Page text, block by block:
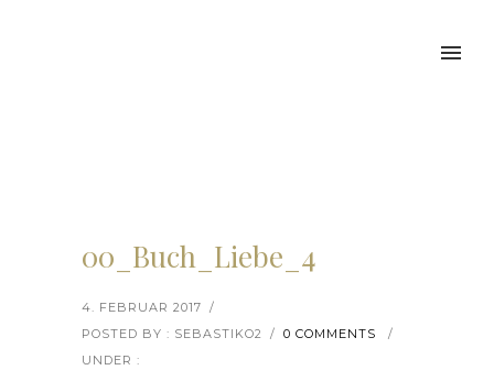
00_Buch_Liebe_4
4. FEBRUAR 2017 /
POSTED BY : SEBASTIKO2 / 0 COMMENTS
/
UNDER :